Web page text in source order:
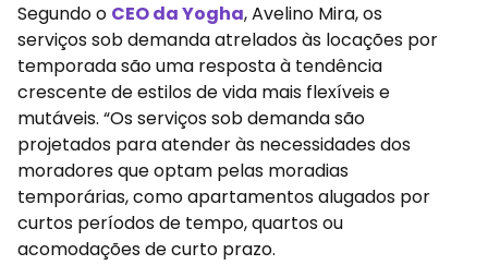
Segundo o CEO da Yogha, Avelino Mira, os
serviços sob demanda atrelados às locações por
temporada são uma resposta à tendência
crescente de estilos de vida mais flexíveis e
mutáveis. “Os serviços sob demanda são
projetados para atender às necessidades dos
moradores que optam pelas moradias
temporárias, como apartamentos alugados por
curtos períodos de tempo, quartos ou
acomodações de curto prazo.